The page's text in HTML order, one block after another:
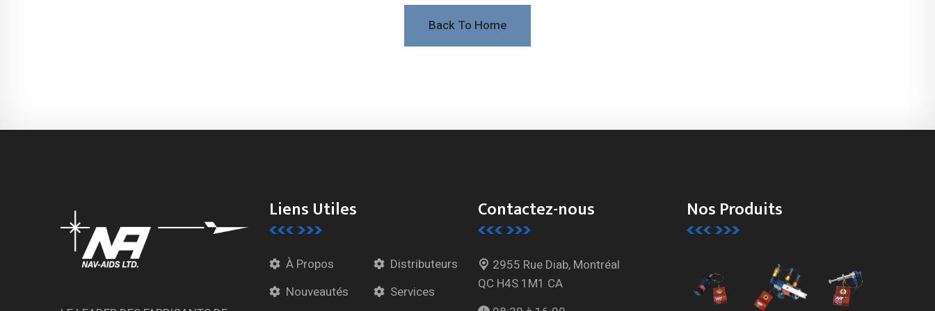
Back To Home
Liens Utiles
À Propos
Nouveautés
Distributeurs
Services
Contactez-nous
2955 Rue Diab, Montréal
QC H4S 1M1 CA
Nos Produits